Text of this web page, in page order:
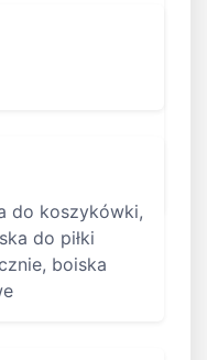
do koszykówki,
do piłki
boiska